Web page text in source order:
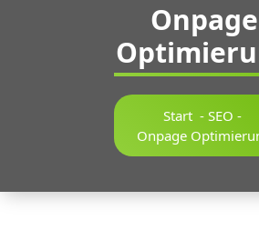
Onpage
Start - SEO -
Onpage